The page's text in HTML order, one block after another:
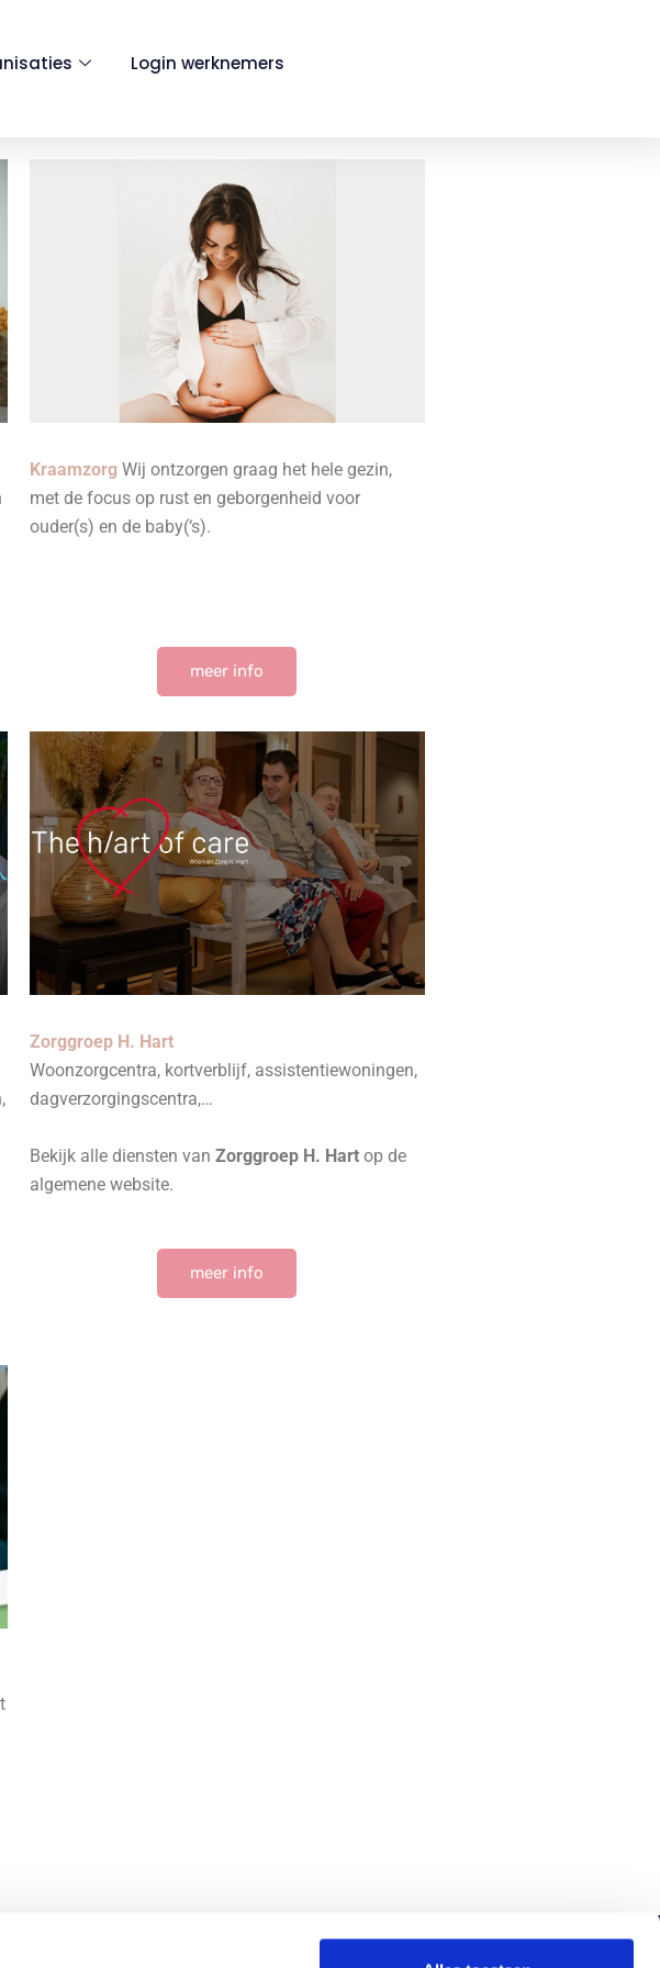
Login werknemers
KraamzorgWij ontzorgen graag het hele gezin,
met de focus op rust en geborgenheid voor
ouder(s) en de baby(‘s).
meer info
Zorggroep H. Hart
Woonzorgcentra, kortverblijf, assistentiewoningen,
dagverzorgingscentra,…
Bekijk alle diensten van Zorggroep H. Hartop de
algemene website.
meer info